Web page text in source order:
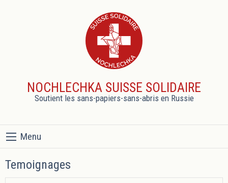
NOCHLECHKA SUISSE SOLIDAIRE
Soutient les sans-papiers-sans-abris en Russie
Menu
Temoignages